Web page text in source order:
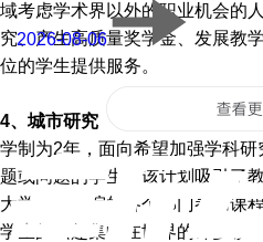
域考虑学术界以外的职业机会的
究、产生高质量奖学金、发展教
位的学生提供服务。
4、城市研究
学制为2年，面向希望加强学科
题或问题的学生。该计划吸引了
大学其他学院的各个部门参加课程
学生的兴趣集中在世界的许多领
2026-08-06